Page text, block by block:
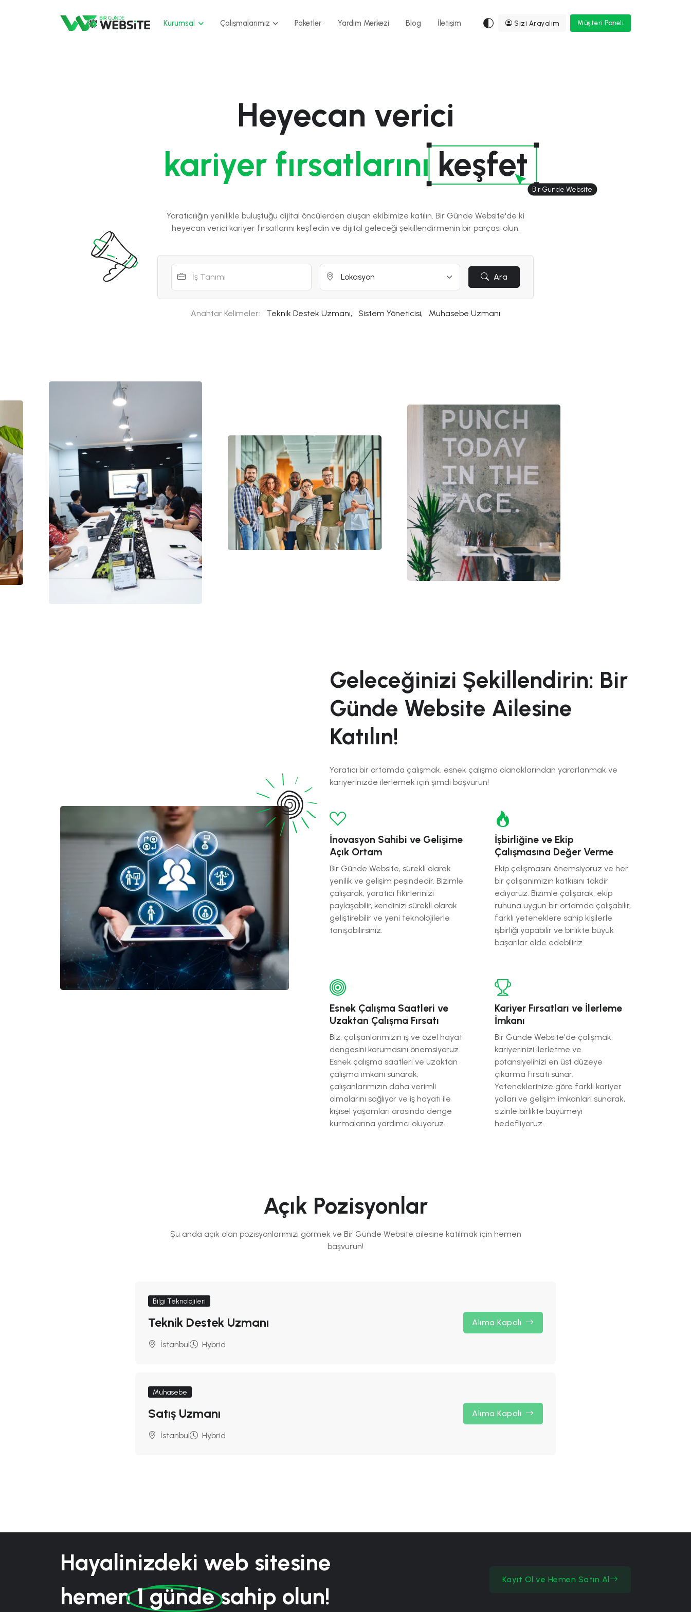
Kurumsal Çalışmalarımız Paketler Yardım Merkezi Blog İletişim Sizi Arayalım Müşteri Paneli
Heyecan verici
kariyer fırsatlarını keşfet
Bir Günde Website
Yaratıcılığın yenilikle buluştuğu dijital öncülerden oluşan ekibimize katılın. Bir Günde Website'de ki
heyecan verici kariyer fırsatlarını keşfedin ve dijital geleceği şekillendirmenin bir parçası olun.
Ara
Anahtar Kelimeler: Teknik Destek Uzmanı, Sistem Yöneticisi, Muhasebe Uzmanı
Geleceğinizi Şekillendirin: Bir
Günde Website Ailesine
Katılın!
Yaratıcı bir ortamda çalışmak, esnek çalışma olanaklarından yararlanmak ve
kariyerinizde ilerlemek için şimdi başvurun!
İnovasyon Sahibi ve Gelişime
Açık Ortam
Bir Günde Website, sürekli olarak
yenilik ve gelişim peşindedir. Bizimle
çalışarak, yaratıcı fikirlerinizi
paylaşabilir, kendinizi sürekli olarak
geliştirebilir ve yeni teknolojilerle
tanışabilirsiniz.
İşbirliğine ve Ekip
Çalışmasına Değer Verme
Ekip çalışmasını önemsiyoruz ve her
bir çalışanımızın katkısını takdir
ediyoruz. Bizimle çalışarak, ekip
ruhuna uygun bir ortamda çalışabilir,
farklı yeteneklere sahip kişilerle
işbirliği yapabilir ve birlikte büyük
başarılar elde edebiliriz.
Esnek Çalışma Saatleri ve
Uzaktan Çalışma Fırsatı
Biz, çalışanlarımızın iş ve özel hayat
dengesini korumasını önemsiyoruz.
Esnek çalışma saatleri ve uzaktan
çalışma imkanı sunarak,
çalışanlarımızın daha verimli
olmalarını sağlıyor ve iş hayatı ile
kişisel yaşamları arasında denge
kurmalarına yardımcı oluyoruz.
Kariyer Fırsatları ve İlerleme
İmkanı
Bir Günde Website'de çalışmak,
kariyerinizi ilerletme ve
potansiyelinizi en üst düzeye
çıkarma fırsatı sunar.
Yeteneklerinize göre farklı kariyer
yolları ve gelişim imkanları sunarak,
sizinle birlikte büyümeyi
hedefliyoruz.
Açık Pozisyonlar
Şu anda açık olan pozisyonlarımızı görmek ve Bir Günde Website ailesine katılmak için hemen
başvurun!
Bilgi Teknolojileri
Teknik Destek Uzmanı
İstanbul Hybrid
Alıma Kapalı
Muhasebe
Satış Uzmanı
İstanbul Hybrid
Alıma Kapalı
Hayalinizdeki web sitesine
hemen1 gündesahip olun!
Kayıt Ol ve Hemen Satın Al